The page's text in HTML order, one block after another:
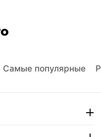
Самые популярные